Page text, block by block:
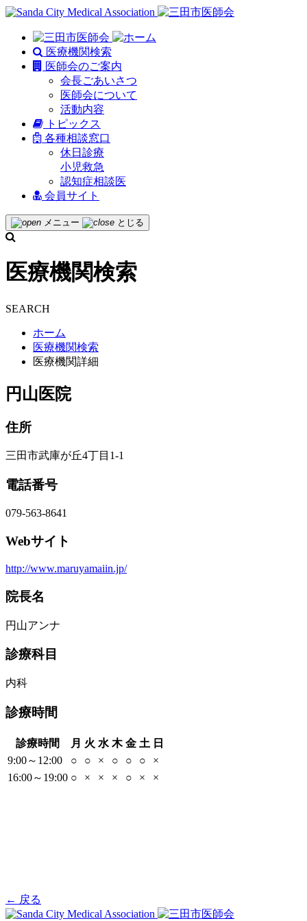
医療機関検索
医師会のご案内
会長ごあいさつ
医師会について
活動内容
トピックス
各種相談窓口
休日診療
小児救急
認知症相談医
会員サイト
メニュー とじる
医療機関検索
SEARCH
ホーム
医療機関検索
医療機関詳細
円山医院
住所
三田市武庫が丘4丁目1-1
電話番号
079-563-8641
Webサイト
http://www.maruyamaiin.jp/
院長名
円山アンナ
診療科目
内科
診療時間
診療時間 月 火 水 木 金 土 日
9:00～12:00
○ ○ × ○ ○ ○
×
16:00～19:00 ○ × × × ○ × ×
← 戻る